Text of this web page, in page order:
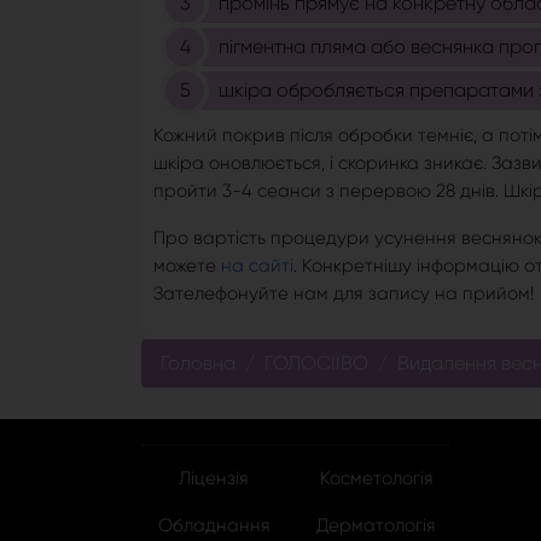
пігментна пляма або веснянка
шкіра обробляється препаратами
Кожний покрив після обробки темніє, а
шкіра оновлюється, і скоринка зникає.
пройти 3-4 сеанси з перервою 28 днів.
Про вартість процедури усунення
можете на сайті. Конкретнішу інформацію
Зателефонуйте нам для запису на прийом!
Головна Видалення
Ліцензія
Обладнання
Косметологія
Дерматологія